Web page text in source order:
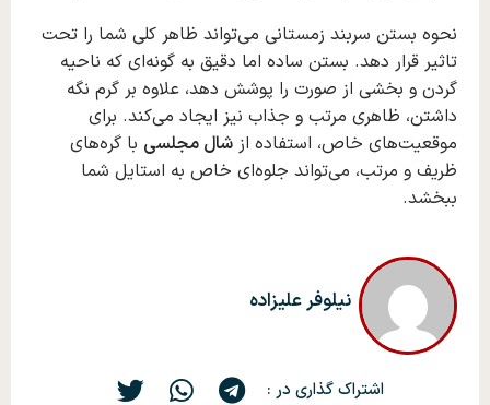
نحوه بستن سربند زمستانی می‌تواند ظاهر کلی شما را تحت
تاثیر قرار دهد. بستن ساده اما دقیق به گونه‌ای که ناحیه
گردن و بخشی از صورت را پوشش دهد، علاوه بر گرم نگه‌
داشتن، ظاهری مرتب و جذاب نیز ایجاد می‌کند. برای
موقعیت‌های خاص، استفاده از شال مجلسی با گره‌های
ظریف و مرتب، می‌تواند جلوه‌ای خاص به استایل شما
ببخشد.
نیلوفر علیزاده
اشتراک گذاری در :